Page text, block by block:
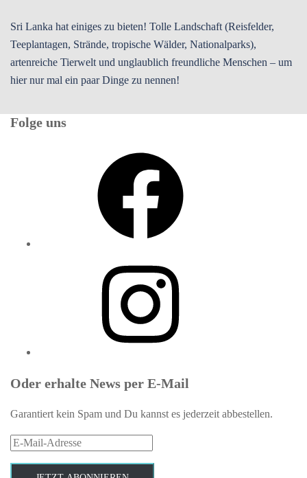
Sri Lanka hat einiges zu bieten! Tolle Landschaft (Reisfelder,
Teeplantagen, Strände, tropische Wälder, Nationalparks),
artenreiche Tierwelt und unglaublich freundliche Menschen – um
hier nur mal ein paar Dinge zu nennen!
Folge uns
Oder erhalte News per E-Mail
Garantiert kein Spam und Du kannst es jederzeit abbestellen.
E-